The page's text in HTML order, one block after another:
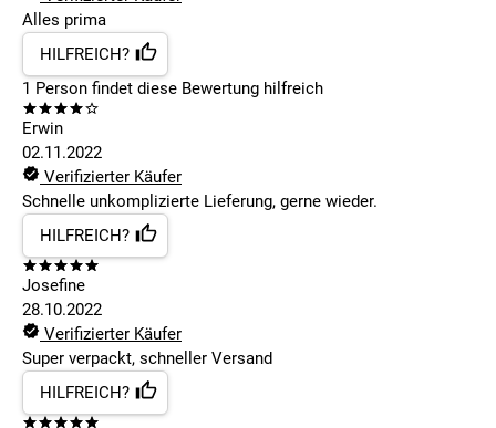
Alles prima
HILFREICH?
1 Person findet diese Bewertung hilfreich
Erwin
02.11.2022
Verifizierter Käufer
Schnelle unkomplizierte Lieferung, gerne wieder.
HILFREICH?
Josefine
28.10.2022
Verifizierter Käufer
Super verpackt, schneller Versand
HILFREICH?